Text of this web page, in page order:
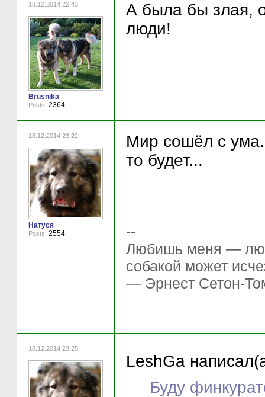
18.12.2014 22:43
Brusnika
Posts: 2364
А была бы злая,
люди!
18.12.2014 23:22
Натуся
Posts: 2554
Мир сошёл с
то будет...
--
Любишь меня —
собакой может
— Эрнест Сетон-
18.12.2014 23:25
LeshGa
Буду